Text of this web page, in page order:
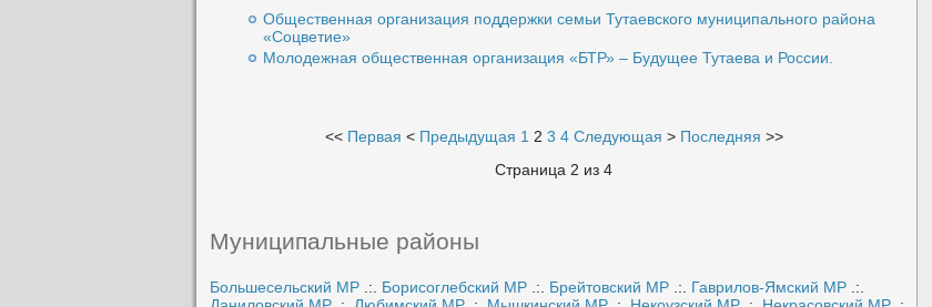
Общественная организация поддержки семьи Тутаевского муниципального района
«Соцветие»
Молодежная общественная организация «БТР» – Будущее Тутаева и России.
<< Первая < Предыдущая 1 2 3 4 Следующая > Последняя >>
Страница 2 из 4
Муниципальные районы
Большесельский МР .:. Борисоглебский МР .:. Брейтовский МР .:. Гаврилов-Ямский МР .:.